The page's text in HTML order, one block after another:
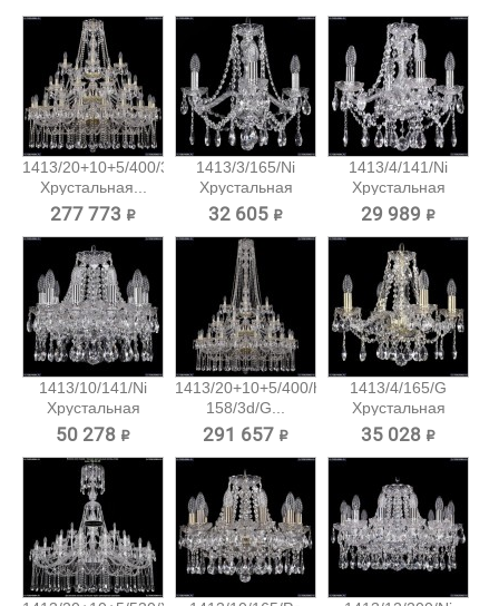
1413/20+10+5/400/3d/G
Хрустальная...
277 773 ₽
1413/3/165/Ni
Хрустальная
подвесная...
32 605 ₽
1413/4/141/Ni
Хрустальная
подвесная...
29 989 ₽
1413/10/141/Ni
Хрустальная
подвесная...
50 278 ₽
1413/20+10+5/400/h-
158/3d/G...
291 657 ₽
1413/4/165/G
Хрустальная
подвесная...
35 028 ₽